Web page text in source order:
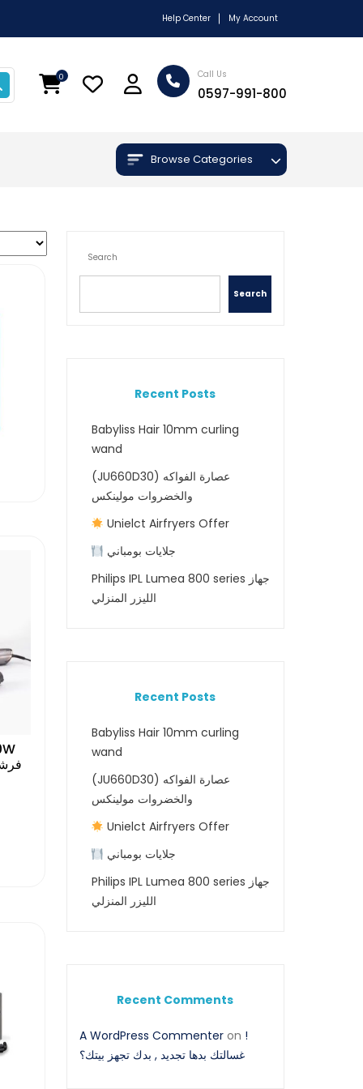
Help Center My Account
0 Call Us
0597-991-800
Browse Categories
Search
Search
Recent Posts
Babyliss Hair 10mm curling
wand
(JU660D30) عصارة الفواكه
والخضروات مولينكس
Unielct Airfryers Offer
جلايات بومباني
Philips IPL Lumea 800 series جهاز
الليزر المنزلي
Recent Posts
Babyliss Hair 10mm curling
wand
(JU660D30) عصارة الفواكه
والخضروات مولينكس
Unielct Airfryers Offer
جلايات بومباني
Philips IPL Lumea 800 series جهاز
الليزر المنزلي
Recent Comments
A WordPress Commenteron !
غسالتك بدها تجديد , بدك تجهز بيتك؟